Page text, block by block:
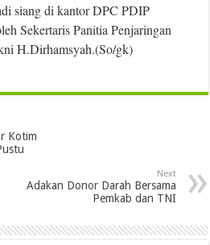
siang di kantor DPC PDIP
Sekertaris Panitia Penjaringan
H.Dirhamsyah.(So/gk)
Kotim
Next
Adakan Donor Darah Bersama
Pemkab dan TNI